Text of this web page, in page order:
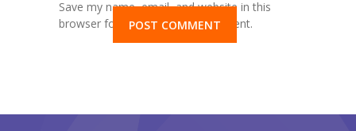
Save my name, email, and website in this
browser for the next time I comment.